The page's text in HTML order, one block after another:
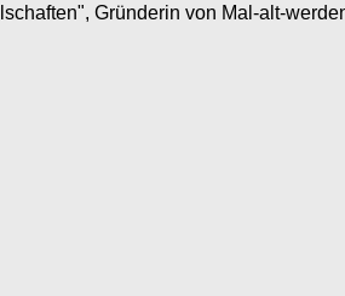
Gründerin von Mal-alt-